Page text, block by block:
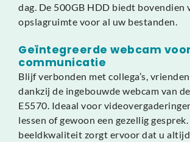
dag. De 500GB HDD biedt bovendien
opslagruimte voor al uw bestanden.
Geïntegreerde webcam
communicatie
Blijf verbonden met collega’s,
dankzij de ingebouwde webcam van
E5570. Ideaal voor
lessen of gewoon een gezellig
beeldkwaliteit zorgt ervoor dat u